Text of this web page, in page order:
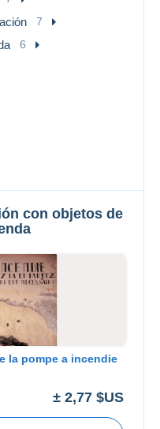
7
6
con objetos de
la pompe a incendie
± 2,77 $US